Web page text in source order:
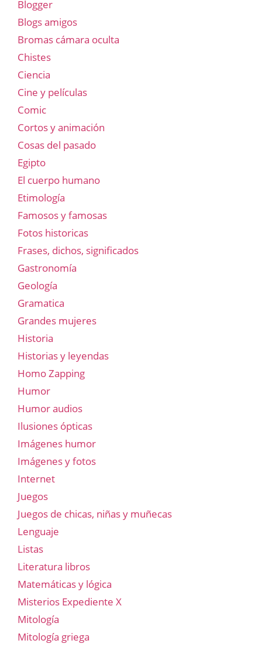
Blogger
Blogs amigos
Bromas cámara oculta
Chistes
Ciencia
Cine y películas
Comic
Cortos y animación
Cosas del pasado
Egipto
El cuerpo humano
Etimología
Famosos y famosas
Fotos historicas
Frases, dichos, significados
Gastronomía
Geología
Gramatica
Grandes mujeres
Historia
Historias y leyendas
Homo Zapping
Humor
Humor audios
Ilusiones ópticas
Imágenes humor
Imágenes y fotos
Internet
Juegos
Juegos de chicas, niñas y muñecas
Lenguaje
Listas
Literatura libros
Matemáticas y lógica
Misterios Expediente X
Mitología
Mitología griega